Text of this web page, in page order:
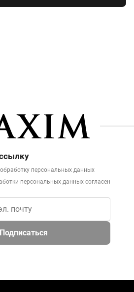
персональных данных
персональных данных согласен
Подписаться